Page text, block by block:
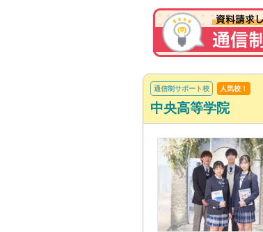
通信制サポート校 人気校！
中央高等学院